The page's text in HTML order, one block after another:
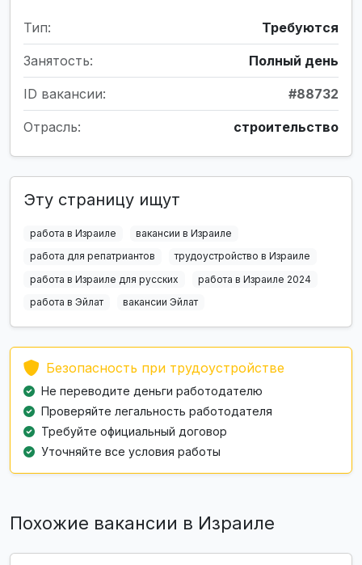
Тип: Требуются
Занятость: Полный день
ID вакансии: #88732
Отрасль: строительство
Эту страницу ищут
работа в Израиле
вакансии в Израиле
работа для репатриантов
трудоустройство в Израиле
работа в Израиле для русских
работа в Израиле 2024
работа в Эйлат
вакансии Эйлат
Безопасность при трудоустройстве
Не переводите деньги работодателю
Проверяйте легальность работодателя
Требуйте официальный договор
Уточняйте все условия работы
Похожие вакансии в Израиле